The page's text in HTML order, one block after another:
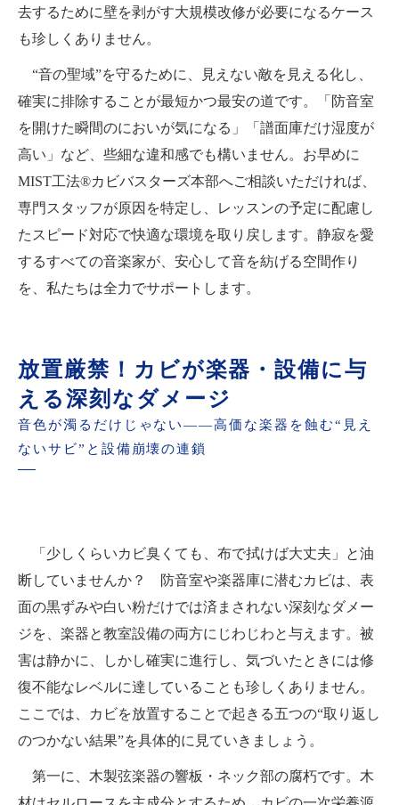
去するために壁を剥がす大規模改修が必要になるケース
も珍しくありません。
“音の聖域”を守るために、見えない敵を見える化し、
確実に排除することが最短かつ最安の道です。「防音室
を開けた瞬間のにおいが気になる」「譜面庫だけ湿度が
高い」など、些細な違和感でも構いません。お早めに
MIST工法®カビバスターズ本部へご相談いただければ、
専門スタッフが原因を特定し、レッスンの予定に配慮し
たスピード対応で快適な環境を取り戻します。静寂を愛
するすべての音楽家が、安心して音を紡げる空間作り
を、私たちは全力でサポートします。
放置厳禁！カビが楽器・設備に与
える深刻なダメージ
音色が濁るだけじゃない――高価な楽器を蝕む“見え
ないサビ”と設備崩壊の連鎖
「少しくらいカビ臭くても、布で拭けば大丈夫」と油
断していませんか？ 防音室や楽器庫に潜むカビは、表
面の黒ずみや白い粉だけでは済まされない深刻なダメー
ジを、楽器と教室設備の両方にじわじわと与えます。被
害は静かに、しかし確実に進行し、気づいたときには修
復不能なレベルに達していることも珍しくありません。
ここでは、カビを放置することで起きる五つの“取り返し
のつかない結果”を具体的に見ていきましょう。
第一に、木製弦楽器の響板・ネック部の腐朽です。木